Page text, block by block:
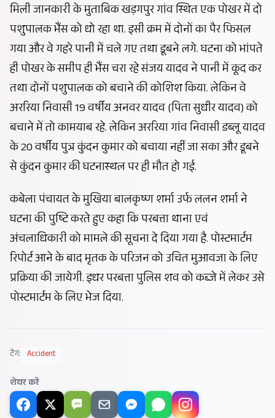
मिली जानकारी के मुताबिक खड़गपुर गांव स्थित एक पोखर में दो
पशुपालक भैंस को धो रहा था. इसी क्रम में दोनों का पैर फिसल
गया और वे गहरे पानी में चले गए तथा डूबने लगे. घटना को भांपते
ही पोखर के समीप ही भैंस चरा रहे संजय यादव ने पानी में कूद कर
तथा दोनों पशुपालक को बचाने की कोशिश किया. लेकिन वे
अररिया निवासी 19 वर्षीय अनवर यादव (पिता सुधीर यादव) को
बचाने में तो कामयाब रहे. लेकिन अररिया गांव निवासी डब्लू यादव
के 20 वर्षीय पुत्र कुंदन कुमार को बचाया नहीं जा सका और डूबने
से कुंदन कुमार की घटनास्थल पर ही मौत हो गई.
कबेला पंचायत के मुखिया बालकृष्ण शर्मा उर्फ ललन शर्मा ने
घटना की पुष्टि करते हुए कहा कि परबत्ता थाना एवं
अंचलाधिकारी को मामले की सूचना दे दिया गया है. पोस्टमार्टम
रिपोर्ट आने के बाद मृतक के परिजन को उचित मुआवजा के लिए
प्रक्रिया की जायेगी. इधर परबत्ता पुलिस शव को कब्जे में लेकर उसे
पोस्टमार्टम के लिए भेज दिया.
टैग: Accident
शेयर करें
SMS